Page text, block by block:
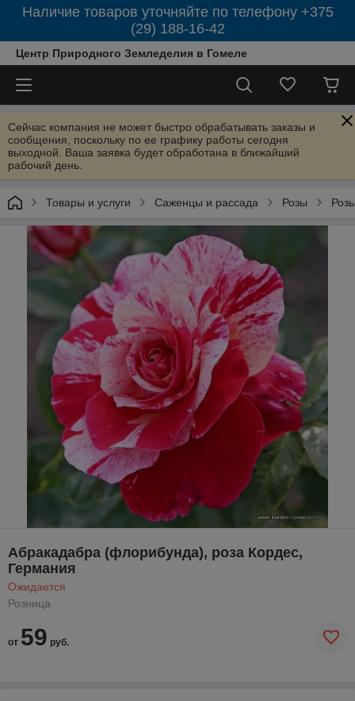
Наличие товаров уточняйте по телефону +375
(29) 188-16-42
Центр Природного Земледелия в Гомеле
Сейчас компания не может быстро обрабатывать заказы и
сообщения, поскольку по ее графику работы сегодня
выходной. Ваша заявка будет обработана в ближайший
рабочий день.
Товары и услуги Саженцы и рассада Розы
Абракадабра (флорибунда), роза Кордес,
Германия
Ожидается
Розница
от 59 руб.